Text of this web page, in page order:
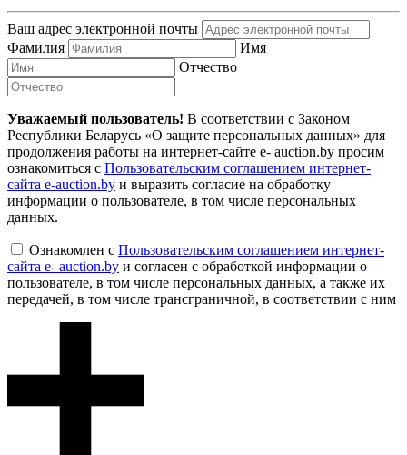
Ваш адрес электронной почты
Фамилия
Имя
Отчество
Уважаемый пользователь! В соответствии с Законом
Республики Беларусь «О защите персональных данных» для
продолжения работы на интернет-сайте e- auction.by просим
ознакомиться с Пользовательским соглашением интернет-
сайта e-auction.by и выразить согласие на обработку
информации о пользователе, в том числе персональных
данных.
Ознакомлен с Пользовательским соглашением интернет-
сайта e- auction.by и согласен с обработкой информации о
пользователе, в том числе персональных данных, а также их
передачей, в том числе трансграничной, в соответствии с ним